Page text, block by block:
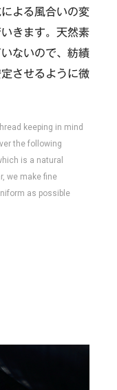
よる風合いの変
きます。天然素
ないので、紡績
させるように微
keeping in mind
the following
is a natural
we make fine
as possible